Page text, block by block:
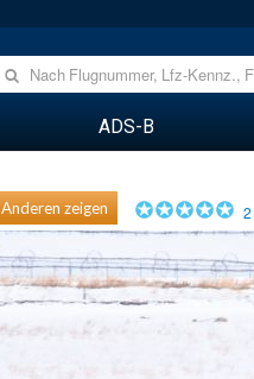
ADS-B
Anderen zeigen 2